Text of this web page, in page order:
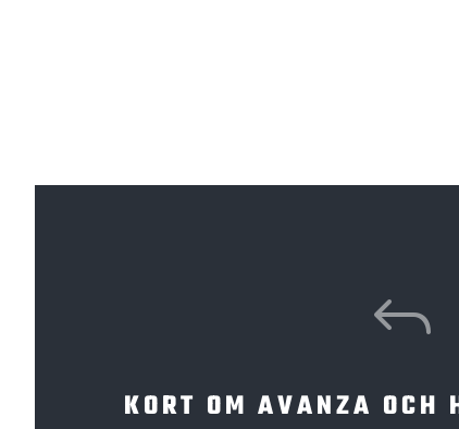
J
KORT OM AVANZA OCH